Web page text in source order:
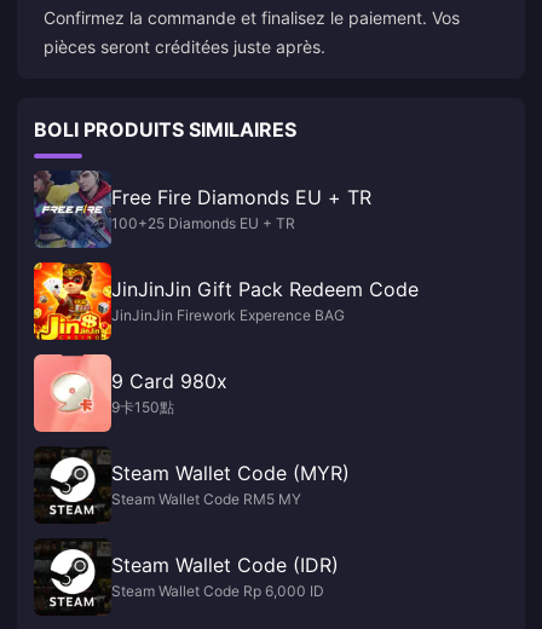
Confirmez la commande et finalisez le paiement. Vos
pièces seront créditées juste après.
BOLI PRODUITS SIMILAIRES
Free Fire Diamonds EU + TR
100+25 Diamonds EU + TR
JinJinJin Gift Pack Redeem Code
JinJinJin Firework Experence BAG
9 Card 980x
9卡150點
Steam Wallet Code (MYR)
Steam Wallet Code RM5 MY
Steam Wallet Code (IDR)
Steam Wallet Code Rp 6,000 ID